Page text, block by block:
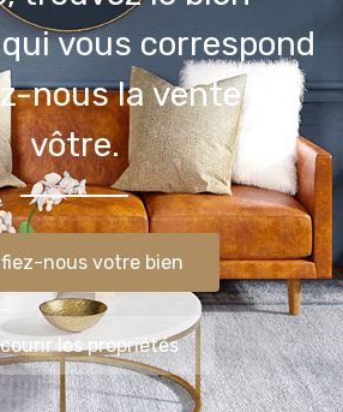
vous correspond
nous la vente du
vôtre.
nous votre bien
les propriétés